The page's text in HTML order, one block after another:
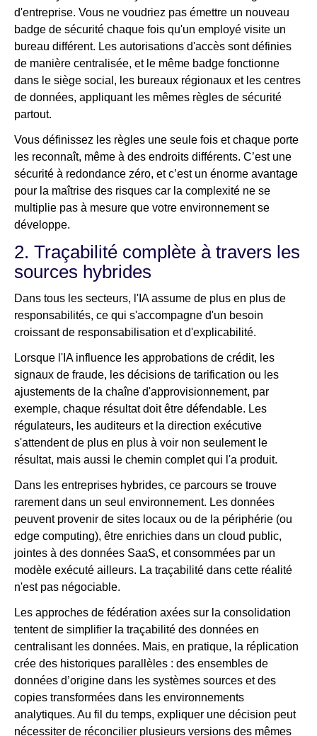
d'entreprise. Vous ne voudriez pas émettre un nouveau
badge de sécurité chaque fois qu'un employé visite un
bureau différent. Les autorisations d'accès sont définies
de manière centralisée, et le même badge fonctionne
dans le siège social, les bureaux régionaux et les centres
de données, appliquant les mêmes règles de sécurité
partout.
Vous définissez les règles une seule fois et chaque porte
les reconnaît, même à des endroits différents. C’est une
sécurité à redondance zéro, et c’est un énorme avantage
pour la maîtrise des risques car la complexité ne se
multiplie pas à mesure que votre environnement se
développe.
2. Traçabilité complète à travers les
sources hybrides
Dans tous les secteurs, l'IA assume de plus en plus de
responsabilités, ce qui s'accompagne d'un besoin
croissant de responsabilisation et d'explicabilité.
Lorsque l'IA influence les approbations de crédit, les
signaux de fraude, les décisions de tarification ou les
ajustements de la chaîne d'approvisionnement, par
exemple, chaque résultat doit être défendable. Les
régulateurs, les auditeurs et la direction exécutive
s'attendent de plus en plus à voir non seulement le
résultat, mais aussi le chemin complet qui l'a produit.
Dans les entreprises hybrides, ce parcours se trouve
rarement dans un seul environnement. Les données
peuvent provenir de sites locaux ou de la périphérie (ou
edge computing), être enrichies dans un cloud public,
jointes à des données SaaS, et consommées par un
modèle exécuté ailleurs. La traçabilité dans cette réalité
n'est pas négociable.
Les approches de fédération axées sur la consolidation
tentent de simplifier la traçabilité des données en
centralisant les données. Mais, en pratique, la réplication
crée des historiques parallèles : des ensembles de
données d’origine dans les systèmes sources et des
copies transformées dans les environnements
analytiques. Au fil du temps, expliquer une décision peut
nécessiter de réconcilier plusieurs versions des mêmes